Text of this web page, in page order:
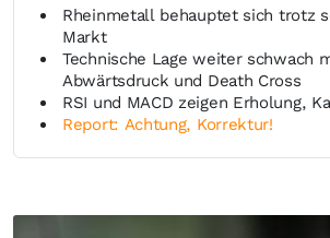
Rheinmetall behauptet sich trotz
Markt
Technische Lage weiter schwach
Abwärtsdruck und Death Cross
RSI und MACD zeigen Erholung,
Report: Achtung, Korrektur!